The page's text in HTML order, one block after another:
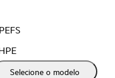
Selecione o modelo